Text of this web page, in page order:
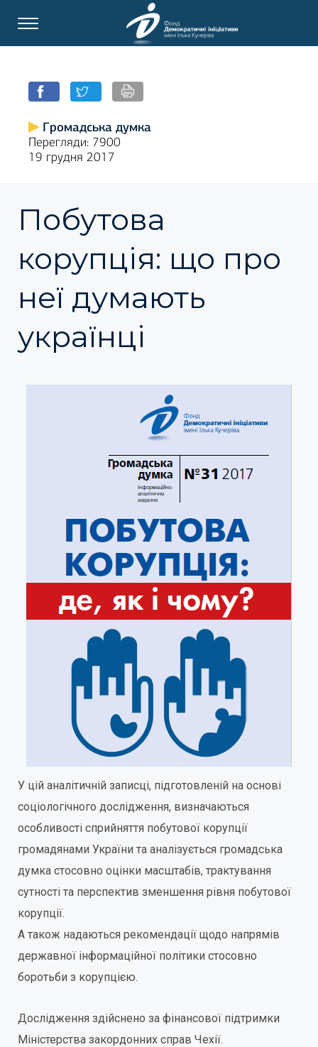
Громадська думка
Перегляди: 7900
19 грудня 2017
Побутова
корупція: що про
неї думають
українці
У цій аналітичній записці, підготовленій на основі
соціологічного дослідження, визначаються
особливості сприйняття побутової корупції
громадянами України та аналізується громадська
думка стосовно оцінки масштабів, трактування
сутності та перспектив зменшення рівня побутової
корупції.
А також надаються рекомендації щодо напрямів
державної інформаційної політики стосовно
боротьби з корупцією.
Дослідження здійснено за фінансової підтримки
Міністерства закордонних справ Чехії.